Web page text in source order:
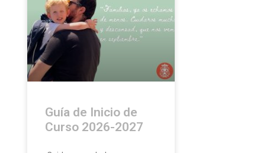
Guía de Inicio de
Curso 2026-2027